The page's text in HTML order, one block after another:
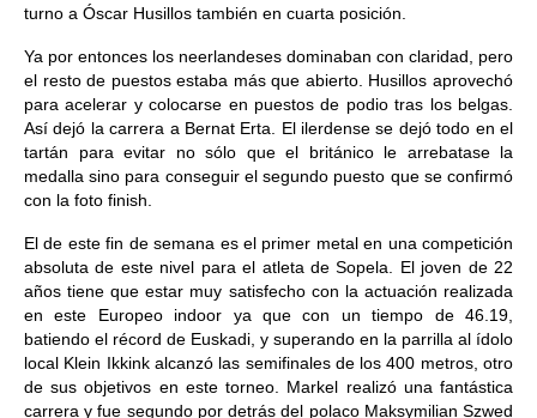
turno a Óscar Husillos también en cuarta posición.
Ya por entonces los neerlandeses dominaban con claridad, pero
el resto de puestos estaba más que abierto. Husillos aprovechó
para acelerar y colocarse en puestos de podio tras los belgas.
Así dejó la carrera a Bernat Erta. El ilerdense se dejó todo en el
tartán para evitar no sólo que el británico le arrebatase la
medalla sino para conseguir el segundo puesto que se confirmó
con la foto finish.
El de este fin de semana es el primer metal en una competición
absoluta de este nivel para el atleta de Sopela. El joven de 22
años tiene que estar muy satisfecho con la actuación realizada
en este Europeo indoor ya que con un tiempo de 46.19,
batiendo el récord de Euskadi, y superando en la parrilla al ídolo
local Klein Ikkink alcanzó las semifinales de los 400 metros, otro
de sus objetivos en este torneo. Markel realizó una fantástica
carrera y fue segundo por detrás del polaco Maksymilian Szwed